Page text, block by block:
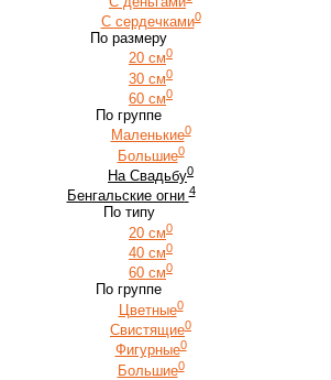
С сердечками0
По размеру
20 см0
30 см0
60 см0
По группе
Маленькие0
Большие0
На Свадьбу0
Бенгальские огни 4
По типу
20 см0
40 см0
60 см0
По группе
Цветные0
Свистящие0
Фигурные0
Большие0